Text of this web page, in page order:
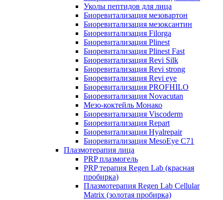
Уколы пептидов для лица
Биоревитализация мезовартон
Биоревитализация мезоксантин
Биоревитализация Filorga
Биоревитализация Plinest
Биоревитализация Plinest Fast
Биоревитализация Revi Silk
Биоревитализация Revi strong
Биоревитализация Revi eye
Биоревитализация PROFHILO
Биоревитализация Novacutan
Мезо-коктейль Монако
Биоревитализация Viscoderm
Биоревитализация Repart
Биоревитализация Hyalrepair
Биоревитализация MesoEye C71
Плазмотерапия лица
PRP плазмогель
PRP терапия Regen Lab (красная
пробирка)
Плазмотерапия Regen Lab Cellular
Matrix (золотая пробирка)